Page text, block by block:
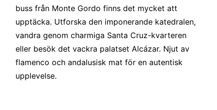
buss från Monte Gordo finns det mycket att
upptäcka. Utforska den imponerande katedralen,
vandra genom charmiga Santa Cruz-kvarteren
eller besök det vackra palatset Alcázar. Njut av
flamenco och andalusisk mat för en autentisk
upplevelse.